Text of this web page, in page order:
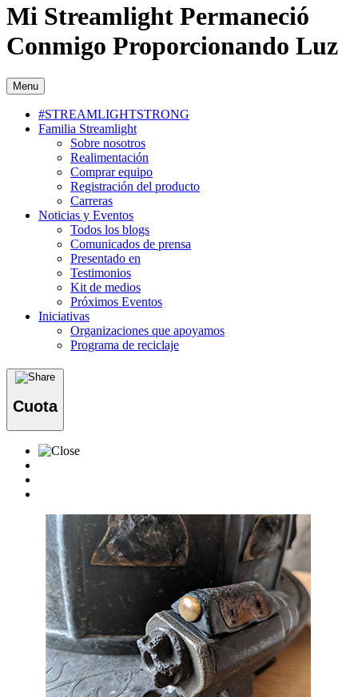
Mi Streamlight Permaneció
Conmigo Proporcionando Luz
Menu
#STREAMLIGHTSTRONG
Familia Streamlight
Sobre nosotros
Realimentación
Comprar equipo
Registración del producto
Carreras
Noticias y Eventos
Todos los blogs
Comunicados de prensa
Presentado en
Testimonios
Kit de medios
Próximos Eventos
Iniciativas
Organizaciones que apoyamos
Programa de reciclaje
Cuota